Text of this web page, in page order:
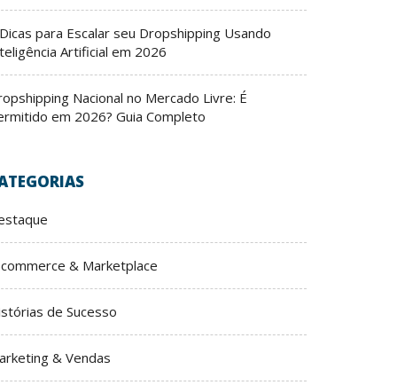
para Escalar seu Dropshipping Usando
Artificial em 2026
Nacional no Mercado Livre: É
em 2026? Guia Completo
& Marketplace
de Sucesso
& Vendas